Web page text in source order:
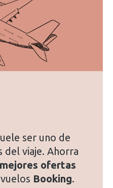
ser uno de
del viaje. Ahorra
ofertas
Booking.